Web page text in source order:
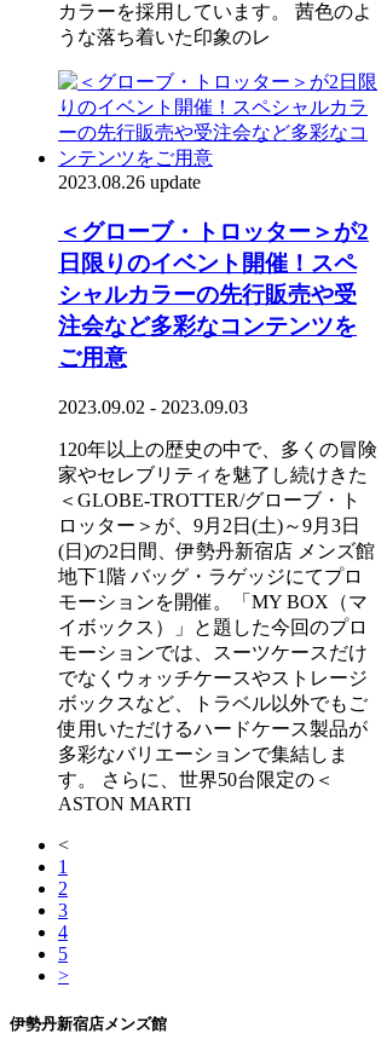
カラーを採用しています。 茜色のよ
うな落ち着いた印象のレ
2023.08.26 update
＜グローブ・トロッター＞が2
日限りのイベント開催！スペ
シャルカラーの先行販売や受
注会など多彩なコンテンツを
ご用意
2023.09.02 - 2023.09.03
120年以上の歴史の中で、多くの冒険
家やセレブリティを魅了し続けきた
＜GLOBE-TROTTER/グローブ・ト
ロッター＞が、9月2日(土)～9月3日
(日)の2日間、伊勢丹新宿店 メンズ館
地下1階 バッグ・ラゲッジにてプロ
モーションを開催。「MY BOX（マ
イボックス）」と題した今回のプロ
モーションでは、スーツケースだけ
でなくウォッチケースやストレージ
ボックスなど、トラベル以外でもご
使用いただけるハードケース製品が
多彩なバリエーションで集結しま
す。 さらに、世界50台限定の＜
ASTON MARTI
<
1
2
3
4
5
>
伊勢丹新宿店メンズ館